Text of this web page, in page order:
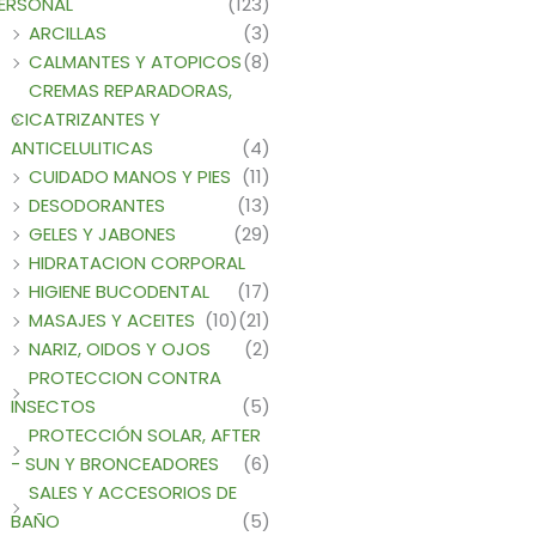
ARCILLAS
(3)
CALMANTES Y ATOPICOS(8)
CREMAS REPARADORAS,
CICATRIZANTES Y
ANTICELULITICAS
(4)
CUIDADO MANOS Y PIES (11)
DESODORANTES
(13)
GELES Y JABONES
(29)
HIDRATACION CORPORAL
(17)
HIGIENE BUCODENTAL
(21)
MASAJES Y ACEITES (10)
NARIZ, OIDOS Y OJOS
(2)
PROTECCION CONTRA
INSECTOS
(5)
PROTECCIÓN SOLAR, AFTER
- SUN Y BRONCEADORES
(6)
SALES Y ACCESORIOS DE
BAÑO
(5)